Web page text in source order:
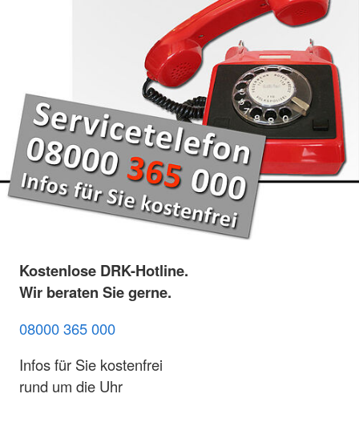
Kostenlose DRK-Hotline.
Wir beraten Sie gerne.
08000 365 000
Infos für Sie kostenfrei
rund um die Uhr